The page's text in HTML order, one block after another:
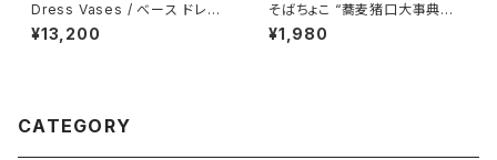
Dress Vases / べース ドレス
（ブラック）/ Lisa Larson リ
サ・ラーソン
¥13,200
そばちょこ “蕎麦猪口大事典
色絵 ユニコーン” 波佐見焼
¥1,980
CATEGORY